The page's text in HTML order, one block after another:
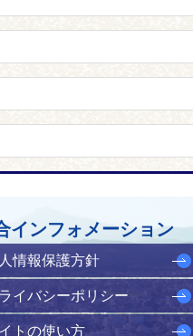
インフォメーション
情報保護方針
イバシーポリシー
トの使い方